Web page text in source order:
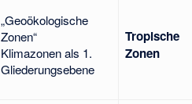
„Geoökologische
Zonen“
Klimazonen als 1.
Gliederungsebene
Tropische
Zonen